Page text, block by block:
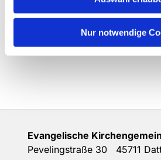
Nur notwendige
KONTAKTE 2/2021
KONTAKTE 1/2021
Evangelische
Pevelingstraße 30 45711